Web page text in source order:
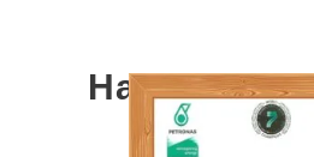
Наши